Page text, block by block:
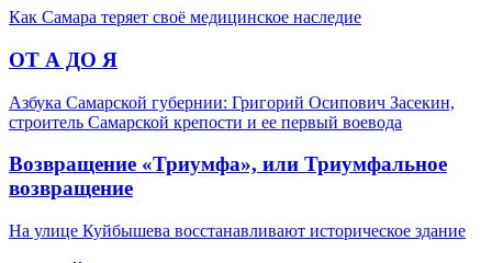
Как Самара теряет своё медицинское наследие
ОТ А ДО Я
Азбука Самарской губернии: Григорий Осипович Засекин,
строитель Самарской крепости и ее первый воевода
Возвращение «Триумфа», или Триумфальное
возвращение
На улице Куйбышева восстанавливают историческое здание